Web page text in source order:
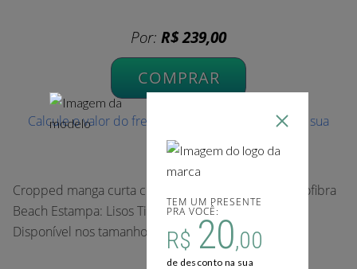
TEM UM PRESENTE
PRA VOCÊ:
R$ 20,00
de desconto na sua
Por: R$ 239,00
COMPRAR
Calcule o valor do frete e prazo de entrega para a sua
região
Cropped manga curta com amarração. Tecido: Microfibra
Beach Estampa: Lisos Tie Dye Coleção: Verão 2023
Disponível nos tamanhos: P, M, G Referência: 16775